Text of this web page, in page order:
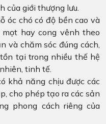
của giới thượng lưu.
óc chó có độ bền cao và
hay cong vênh theo
và chăm sóc đúng cách,
tại trong nhiều thế hệ
tinh tế.
khả năng chịu được các
cho phép tạo ra các sản
phong cách riêng của